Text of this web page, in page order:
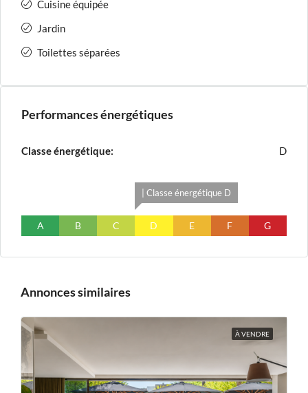
Cuisine équipée
Jardin
Toilettes séparées
Performances énergétiques
Classe énergétique: D
A B C
| Classe énergétique D
D E F G
Annonces similaires
À VENDRE